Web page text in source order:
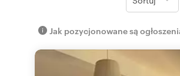
Jak pozycjonowane są